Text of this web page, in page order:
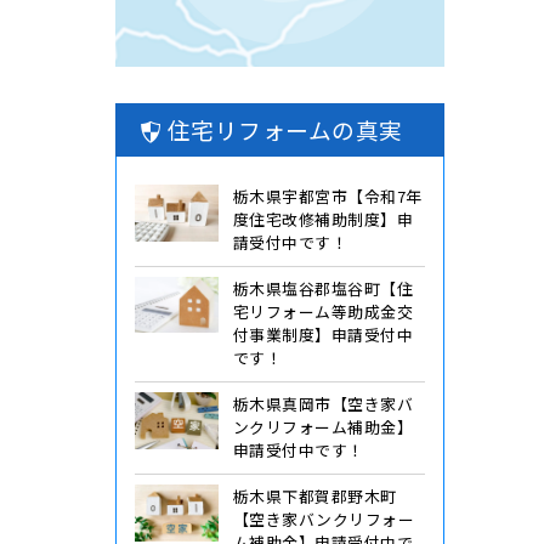
住宅リフォームの真実
栃木県宇都宮市【令和7年
度住宅改修補助制度】申
請受付中です！
栃木県塩谷郡塩谷町【住
宅リフォーム等助成金交
付事業制度】申請受付中
です！
栃木県真岡市【空き家バ
ンクリフォーム補助金】
申請受付中です！
栃木県下都賀郡野木町
【空き家バンクリフォー